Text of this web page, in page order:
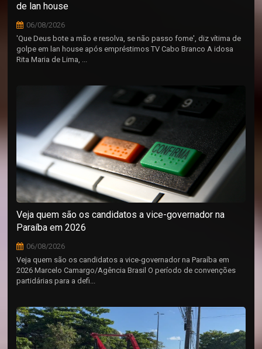
de lan house
06/08/2026
'Que Deus bote a mão e resolva, se não passo fome', diz vítima de
golpe em lan house após empréstimos TV Cabo Branco A idosa
Rita Maria de Lima, ...
Veja quem são os candidatos a vice-governador na
Paraíba em 2026
06/08/2026
Veja quem são os candidatos a vice-governador na Paraíba em
2026 Marcelo Camargo/Agência Brasil O período de convenções
partidárias para a defi...